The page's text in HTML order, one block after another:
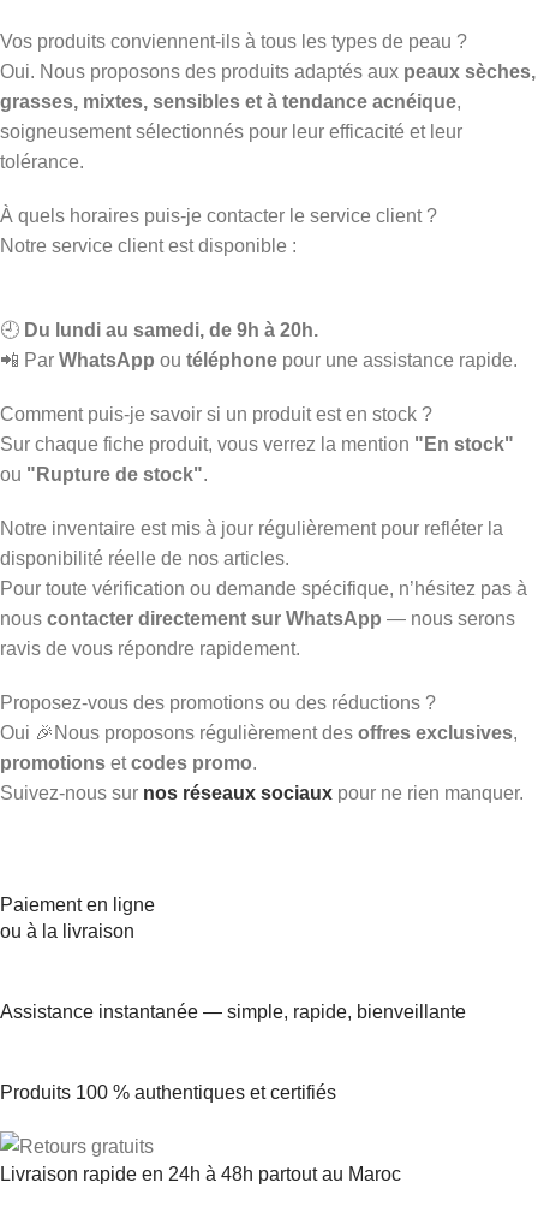
Vos produits conviennent-ils à tous les types de peau ?
Oui. Nous proposons des produits adaptés aux peaux sèches,
grasses, mixtes, sensibles et à tendance acnéique,
soigneusement sélectionnés pour leur efficacité et leur
tolérance.
À quels horaires puis-je contacter le service client ?
Notre service client est disponible :
🕘 Du lundi au samedi, de 9h à 20h.
📲 Par WhatsApp ou téléphone pour une assistance rapide.
Comment puis-je savoir si un produit est en stock ?
Sur chaque fiche produit, vous verrez la mention "En stock"
ou "Rupture de stock".
Notre inventaire est mis à jour régulièrement pour refléter la
disponibilité réelle de nos articles.
Pour toute vérification ou demande spécifique, n’hésitez pas à
nous contacter directement sur WhatsApp — nous serons
ravis de vous répondre rapidement.
Proposez-vous des promotions ou des réductions ?
Oui 🎉Nous proposons régulièrement des offres exclusives,
promotions etcodes promo.
Suivez-nous sur nos réseaux sociaux pour ne rien manquer.
Paiement en ligne
ou à la livraison
Assistance instantanée — simple, rapide, bienveillante
Produits 100 % authentiques et certifiés
Livraison rapide en 24h à 48h partout au Maroc